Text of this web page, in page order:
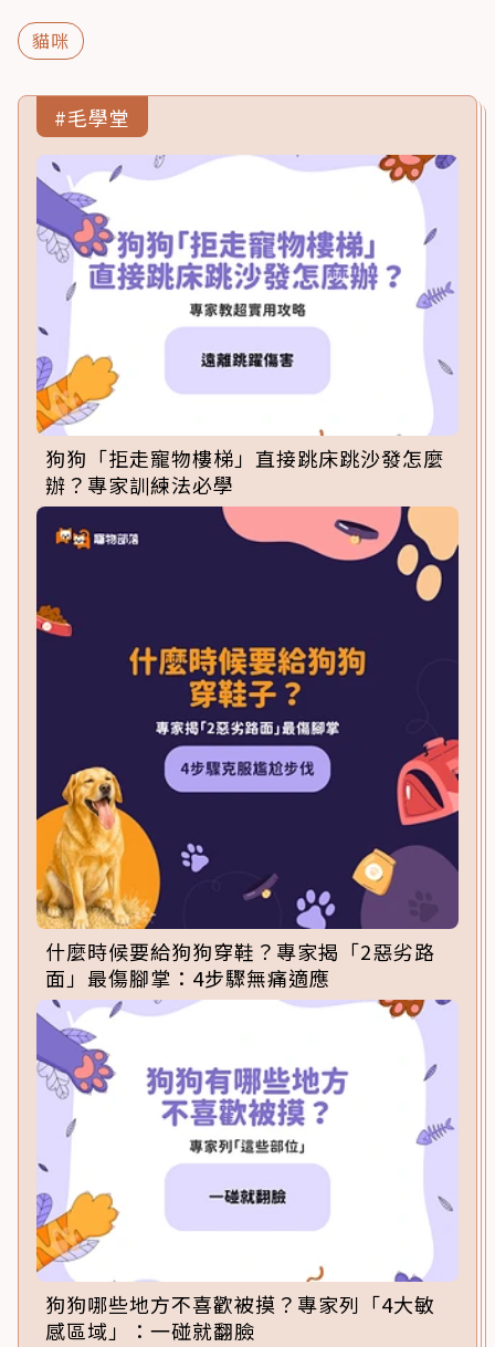
貓咪
#毛學堂
狗狗「拒走寵物樓梯」直接跳床跳沙發怎麼
辦？專家訓練法必學
什麼時候要給狗狗穿鞋？專家揭「2惡劣路
面」最傷腳掌：4步驟無痛適應
狗狗哪些地方不喜歡被摸？專家列「4大敏
感區域」：一碰就翻臉